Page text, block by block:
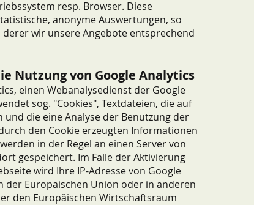
resp. Browser. Diese
anonyme Auswertungen, so
wir unsere Angebote entsprechend
Nutzung von Google Analytics
einen Webanalysedienst der Google
sog. "Cookies", Textdateien, die auf
die eine Analyse der Benutzung der
den Cookie erzeugten Informationen
in der Regel an einen Server von
gespeichert. Im Falle der Aktivierung
wird Ihre IP-Adresse von Google
Europäischen Union oder in anderen
den Europäischen Wirtschaftsraum